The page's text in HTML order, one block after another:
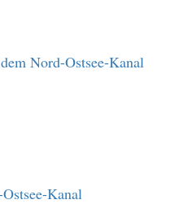
Nord-Ostsee-Kanal
Kanal